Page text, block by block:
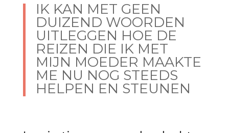
IK KAN MET GEEN
DUIZEND WOORDEN
UITLEGGEN HOE DE
REIZEN DIE IK MET
MIJN MOEDER MAAKTE
ME NU NOG STEEDS
HELPEN EN STEUNEN